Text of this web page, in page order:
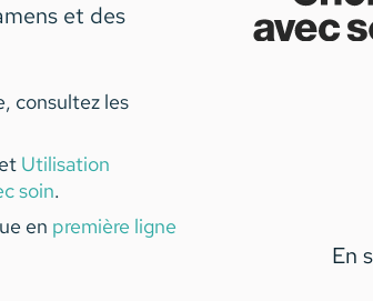
et des
consultez les
et Utilisation
soin.
en première ligne
En